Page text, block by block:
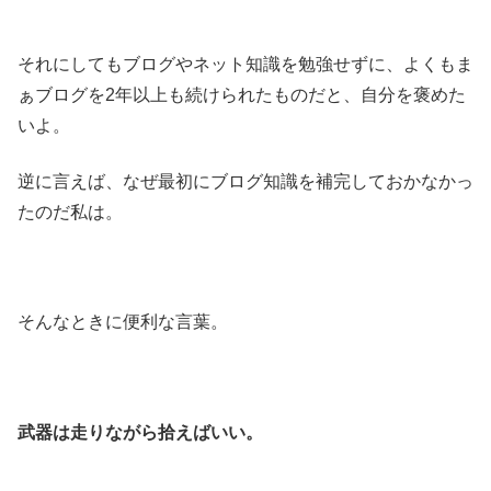
それにしてもブログやネット知識を勉強せずに、よくもま
ぁブログを2年以上も続けられたものだと、自分を褒めた
いよ。
逆に言えば、なぜ最初にブログ知識を補完しておかなかっ
たのだ私は。
そんなときに便利な言葉。
武器は走りながら拾えばいい。